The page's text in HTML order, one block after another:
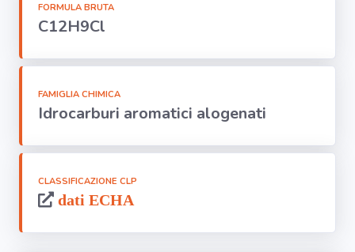
Home
FORMULA BRUTA
C12H9Cl
FAMIGLIA CHIMICA
Idrocarburi aromatici alogenati
CLASSIFICAZIONE CLP
dati ECHA